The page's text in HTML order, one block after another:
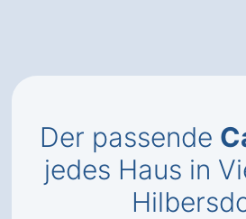
Der passende
jedes Haus in